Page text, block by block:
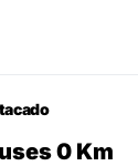
0 Km